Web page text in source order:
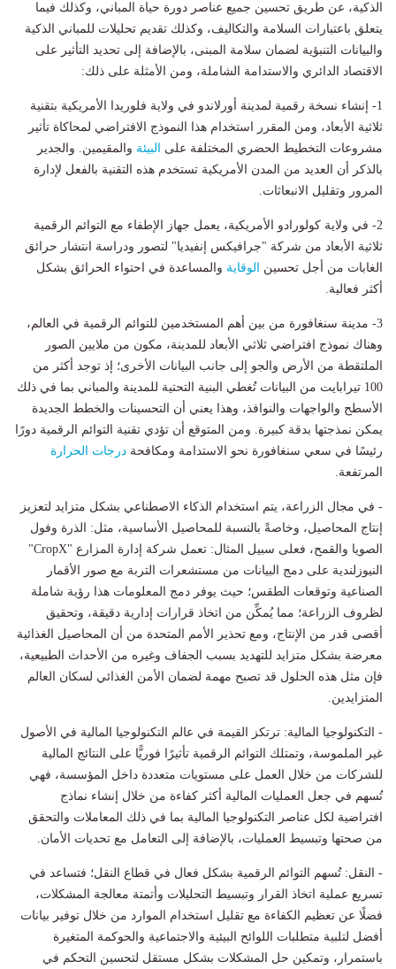
الذكية، عن طريق تحسين جميع عناصر دورة حياة المباني، وكذلك فيما
يتعلق باعتبارات السلامة والتكاليف، وكذلك تقديم تحليلات للمباني الذكية
والبيانات التنبؤية لضمان سلامة المبنى، بالإضافة إلى تحديد التأثير على
الاقتصاد الدائري والاستدامة الشاملة، ومن الأمثلة على ذلك:
1- إنشاء نسخة رقمية لمدينة أورلاندو في ولاية فلوريدا الأمريكية بتقنية
ثلاثية الأبعاد، ومن المقرر استخدام هذا النموذج الافتراضي لمحاكاة تأثير
مشروعات التخطيط الحضري المختلفة على
البيئة والمقيمين. والجدير
بالذكر أن العديد من المدن الأمريكية تستخدم هذه التقنية بالفعل لإدارة
المرور وتقليل الانبعاثات.
2- في ولاية كولورادو الأمريكية، يعمل جهاز الإطفاء مع التوائم الرقمية
ثلاثية الأبعاد من شركة "جرافيكس إنفيديا" لتصور ودراسة انتشار حرائق
الغابات من أجل تحسين
الوقاية والمساعدة في احتواء الحرائق بشكل
أكثر فعالية.
3- مدينة سنغافورة من بين أهم المستخدمين للتوائم الرقمية في العالم،
وهناك نموذج افتراضي ثلاثي الأبعاد للمدينة، مكون من ملايين الصور
الملتقطة من الأرض والجو إلى جانب البيانات الأخرى؛ إذ توجد أكثر من
100 تيرابايت من البيانات تُغطي البنية التحتية للمدينة والمباني بما في ذلك
الأسطح والواجهات والنوافذ، وهذا يعني أن التحسينات والخطط الجديدة
يمكن نمذجتها بدقة كبيرة. ومن المتوقع أن تؤدي تقنية التوائم الرقمية دورًا
رئيسًا في سعي سنغافورة نحو الاستدامة ومكافحة درجات الحرارة
المرتفعة.
- في مجال الزراعة، يتم استخدام الذكاء الاصطناعي بشكل متزايد لتعزيز
إنتاج المحاصيل، وخاصةً بالنسبة للمحاصيل الأساسية، مثل: الذرة وفول
الصويا والقمح، فعلى سبيل المثال: تعمل شركة إدارة المزارع "CropX"
النيوزلندية على دمج البيانات من مستشعرات التربة مع صور الأقمار
الصناعية وتوقعات الطقس؛ حيث يوفر دمج المعلومات هذا رؤية شاملة
لظروف الزراعة؛ مما يُمكِّن من اتخاذ قرارات إدارية دقيقة، وتحقيق
أقصى قدر من الإنتاج، ومع تحذير الأمم المتحدة من أن المحاصيل الغذائية
معرضة بشكل متزايد للتهديد بسبب الجفاف وغيره من الأحداث الطبيعية،
فإن مثل هذه الحلول قد تصبح مهمة لضمان الأمن الغذائي لسكان العالم
المتزايدين.
- التكنولوجيا المالية: ترتكز القيمة في عالم التكنولوجيا المالية في الأصول
غير الملموسة، وتمتلك التوائم الرقمية تأثيرًا فوريًّا على النتائج المالية
للشركات من خلال العمل على مستويات متعددة داخل المؤسسة، فهي
تُسهم في جعل العمليات المالية أكثر كفاءة من خلال إنشاء نماذج
افتراضية لكل عناصر التكنولوجيا المالية بما في ذلك المعاملات والتحقق
من صحتها وتبسيط العمليات، بالإضافة إلى التعامل مع تحديات الأمان.
- النقل: تُسهم التوائم الرقمية بشكل فعال في قطاع النقل؛ فتساعد في
تسريع عملية اتخاذ القرار وتبسيط التحليلات وأتمتة معالجة المشكلات،
فضلًا عن تعظيم الكفاءة مع تقليل استخدام الموارد من خلال توفير بيانات
أفضل لتلبية متطلبات اللوائح البيئية والاجتماعية والحوكمة المتغيرة
باستمرار، وتمكين حل المشكلات بشكل مستقل لتحسين التحكم في